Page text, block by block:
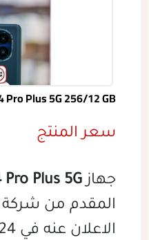
Pro Plus 5G 256/12 GB
سعر المنتج
جهازPlus 5G
المقدم من شركة
الاعلان عنه في 2024, سبتمبر